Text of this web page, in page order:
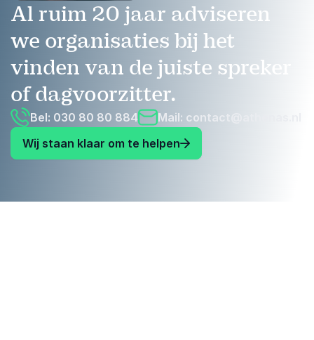
Al ruim 20 jaar adviseren
we organisaties bij het
vinden van de juiste spreker
of dagvoorzitter.
Bel: 030 80 80 884 Mail: contact@athenas.nl
Wij staan klaar om te helpen